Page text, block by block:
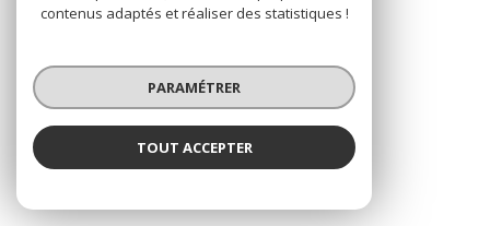
Cookies
contenus adaptés et réaliser des statistiques !
PARAMÉTRER
TOUT ACCEPTER